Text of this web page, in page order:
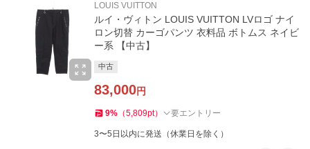
LOUIS VUITTON
ルイ・ヴィトン LOUIS VUITTON LVロゴ ナイ
ロン切替 カーゴパンツ 衣料品 ボトムス ネイビ
ー系 【中古】
中古
83,000円
9% （5,809pt） 要エントリー
3〜5日以内に発送（休業日を除く）